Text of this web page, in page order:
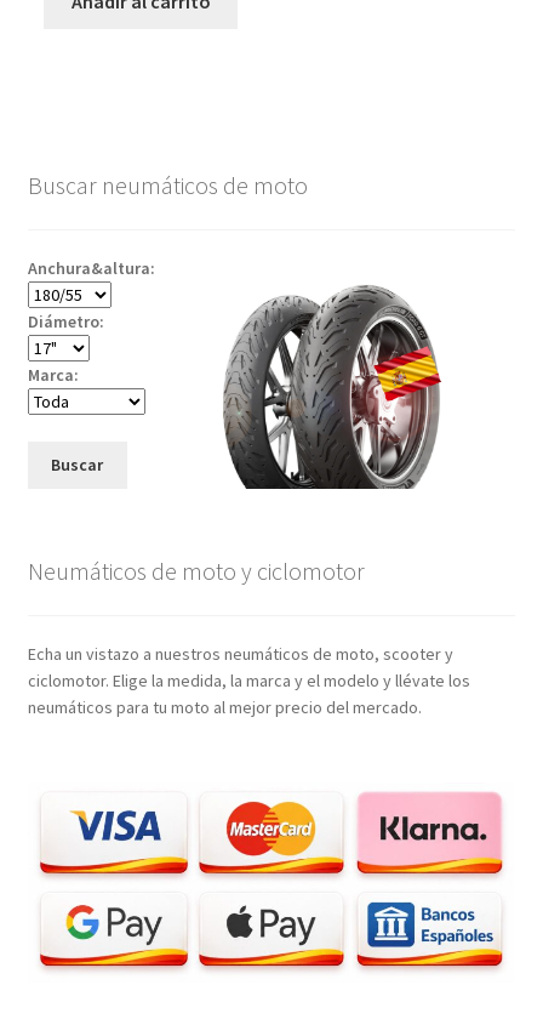
Buscar neumáticos de moto
Anchura&altura:
Diámetro:
Marca:
Buscar
Neumáticos de moto y ciclomotor
Echa un vistazo a nuestros neumáticos de moto, scooter y
ciclomotor. Elige la medida, la marca y el modelo y llévate los
neumáticos para tu moto al mejor precio del mercado.